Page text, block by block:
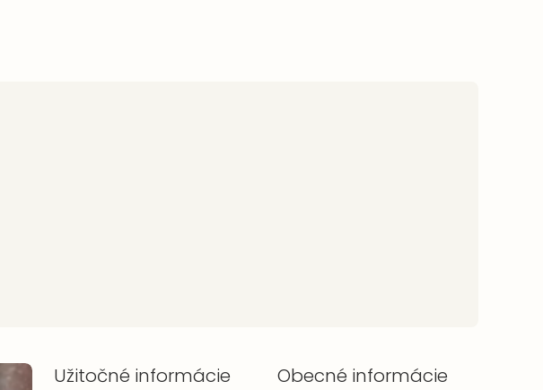
Užitočné informácie Obecné informácie